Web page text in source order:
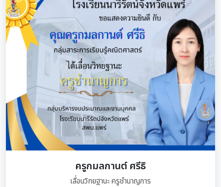
ครูกมลกานต์ ศรีธิ
เลื่อนวิทยฐานะ ครูชำนาญการ